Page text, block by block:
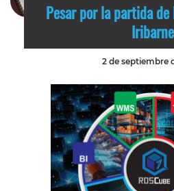
Pesar por la partida
Iribarne
2 de septiembre